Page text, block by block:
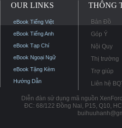
OUR LINKS
eBook Tiếng Việt
eBook Tiếng Anh
eBook Tạp Chí
eBook Ngoại Ngữ
eBook Tặng Kèm
Hướng Dẫn
THÔNG
Bản Đồ
Góp Ý
Nội Quy
Thị trường
Trợ giúp
Liên hệ
Diễn đàn sử dụng mã nguồn
ĐC: 68/122 Đồng Nai, P15, Q10,